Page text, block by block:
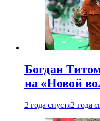
Богдан
на «Новой
2 года спустя2 года